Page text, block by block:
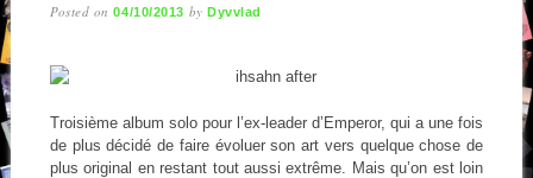
Posted on04/10/2013 byDyvvlad
Troisième album solo pour l’ex-leader d’Emperor, qui a une fois
de plus décidé de faire évoluer son art vers quelque chose de
plus original en restant tout aussi extrême. Mais qu’on est loin